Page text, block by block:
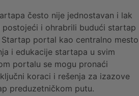
često nije jednostavan i lak
postojeći i ohrabrili budući startap
portal kao centralno mesto
i edukacije startapa u svim
portalu se mogu pronaći
koraci i rešenja za izazove
preduzetničkom putu.